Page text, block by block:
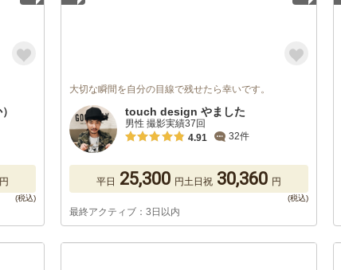
円
大切な瞬間を自分の目線で残せたら幸いです。
touch design やました
男性 撮影実績37回
4.91
32件
平日 25,300 円土日祝 30,360 円
最終アクティブ：3日以内